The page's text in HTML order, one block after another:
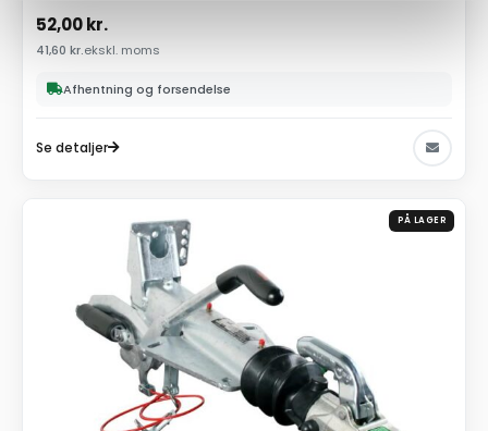
52,00kr.
41,60 kr.ekskl. moms
Afhentning og forsendelse
Se detaljer
PÅ LAGER